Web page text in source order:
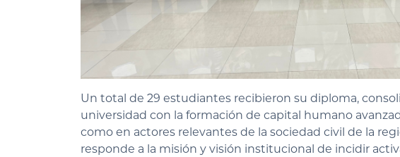
Un total de 29 estudiantes recibieron su diploma,
universidad con la formación de capital humano
como en actores relevantes de la sociedad civil de la
responde a la misión y visión institucional de incidir